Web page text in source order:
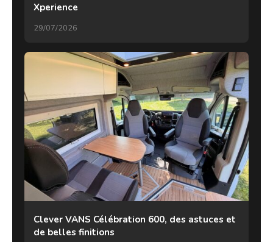
Xperience
29/07/2026
Clever VANS Célébration 600, des astuces et
de belles finitions